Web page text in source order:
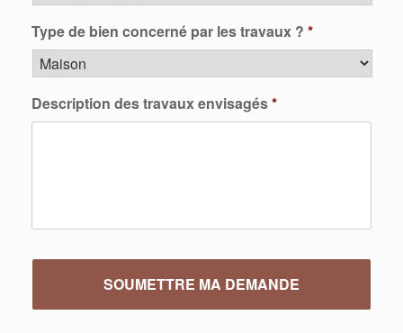
Type de bien concerné par les travaux ? *
Description des travaux envisagés*